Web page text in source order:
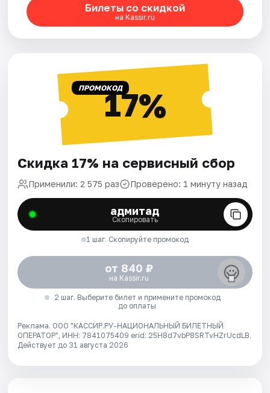
Билеты со скидкой
на Kassir.ru
ПРОМОКОД17%
Скидка 17% на сервисный сбор
Применили: 2 575 раз Проверено: 1 минуту назад
адмитад
Скопировать
1 шаг. Скопируйте промокод
от 840 ₽
на Kassir.ru
2 шаг. Выберите билет и примените промокод
до оплаты
Реклама. ООО "КАССИР.РУ-НАЦИОНАЛЬНЫЙ БИЛЕТНЫЙ
ОПЕРАТОР", ИНН: 7841075409 erid: 25H8d7vbP8SRTvHZrUcdLB.
Действует до 31 августа 2026